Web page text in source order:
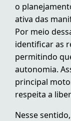
o
ativa das
Por meio
identificar as
permitindo
autonomia.
principal
respeita a
Nesse